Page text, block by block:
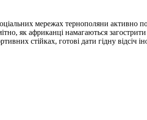
мережах тернополяни активно
як африканці намагаються
стійках, готові дати гідну